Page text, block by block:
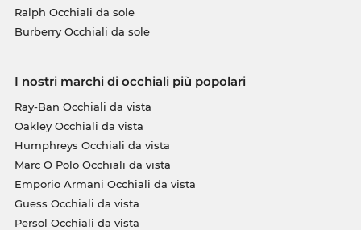
Ralph Occhiali da sole
Burberry Occhiali da sole
I nostri marchi di occhiali più popolari
Ray-Ban Occhiali da vista
Oakley Occhiali da vista
Humphreys Occhiali da vista
Marc O Polo Occhiali da vista
Emporio Armani Occhiali da vista
Guess Occhiali da vista
Persol Occhiali da vista